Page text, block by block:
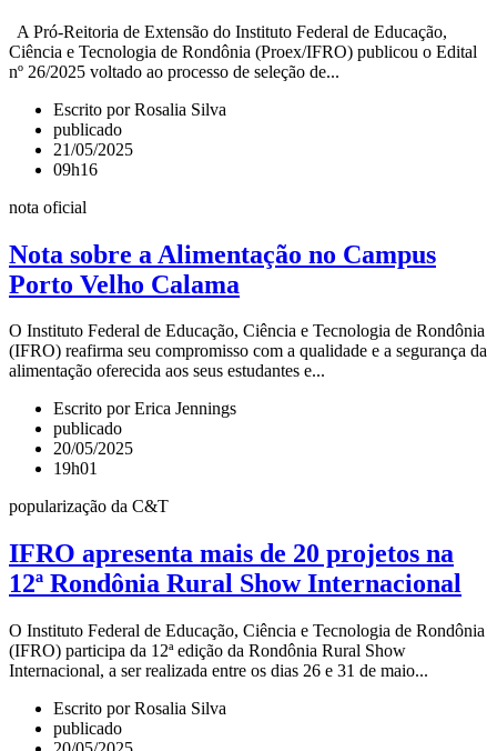
A Pró-Reitoria de Extensão do Instituto Federal de Educação,
Ciência e Tecnologia de Rondônia (Proex/IFRO) publicou o Edital
nº 26/2025 voltado ao processo de seleção de...
Escrito por Rosalia Silva
publicado
21/05/2025
09h16
nota oficial
Nota sobre a Alimentação no Campus
Porto Velho Calama
O Instituto Federal de Educação, Ciência e Tecnologia de Rondônia
(IFRO) reafirma seu compromisso com a qualidade e a segurança da
alimentação oferecida aos seus estudantes e...
Escrito por Erica Jennings
publicado
20/05/2025
19h01
popularização da C&T
IFRO apresenta mais de 20 projetos na
12ª Rondônia Rural Show Internacional
O Instituto Federal de Educação, Ciência e Tecnologia de Rondônia
(IFRO) participa da 12ª edição da Rondônia Rural Show
Internacional, a ser realizada entre os dias 26 e 31 de maio...
Escrito por Rosalia Silva
publicado